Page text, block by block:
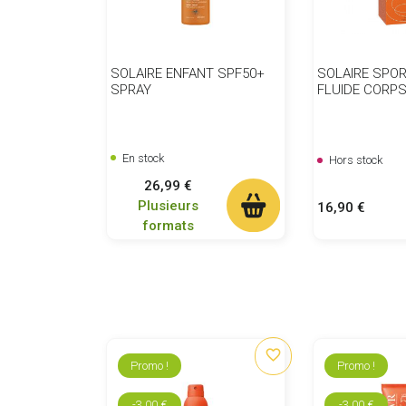
SOLAIRE ENFANT SPF50+
SPRAY
En stock
Prix
26,99 €
Plusieurs
formats
SOLAIRE
FLUIDE CORPS
Hors stock
Prix
16,90 €
favorite_border
Promo ! Promo !